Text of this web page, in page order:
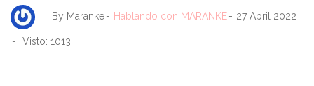
By Maranke Hablando con MARANKE 27 Abril 2022
Visto: 1013